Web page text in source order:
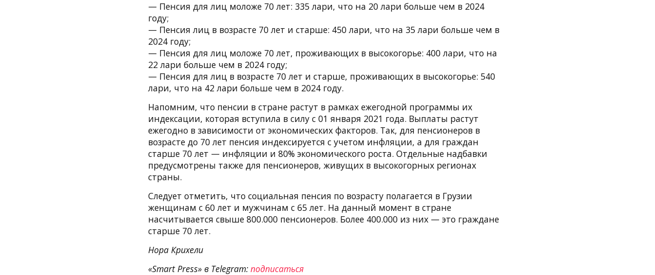
— Пенсия для лиц моложе 70 лет: 335 лари, что на 20 лари больше чем в 2024
году;
— Пенсия лиц в возрасте 70 лет и старше: 450 лари, что на 35 лари больше чем в
2024 году;
— Пенсия для лиц моложе 70 лет, проживающих в высокогорье: 400 лари, что на
22 лари больше чем в 2024 году;
— Пенсия для лиц в возрасте 70 лет и старше, проживающих в высокогорье: 540
лари, что на 42 лари больше чем в 2024 году.
Напомним, что пенсии в стране растут в рамках ежегодной программы их
индексации, которая вступила в силу с 01 января 2021 года. Выплаты растут
ежегодно в зависимости от экономических факторов. Так, для пенсионеров в
возрасте до 70 лет пенсия индексируется с учетом инфляции, а для граждан
старше 70 лет — инфляции и 80% экономического роста. Отдельные надбавки
предусмотрены также для пенсионеров, живущих в высокогорных регионах
страны.
Следует отметить, что социальная пенсия по возрасту полагается в Грузии
женщинам с 60 лет и мужчинам с 65 лет. На данный момент в стране
насчитывается свыше 800.000 пенсионеров. Более 400.000 из них — это граждане
старше 70 лет.
Нора Крихели
«Smart Press» в Telegram: подписаться